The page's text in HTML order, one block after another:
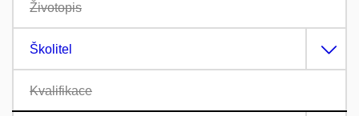
Životopis
Školitel
Kvalifikace